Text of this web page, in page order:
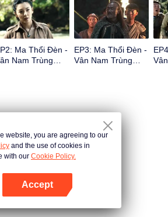
Ma Thổi Đèn -
Nam Trùng
EP3: Ma Thổi Đèn -
Vân Nam Trùng
website, you are agreeing to our
and the use of cookies in
with our Cookie Policy.
Accept